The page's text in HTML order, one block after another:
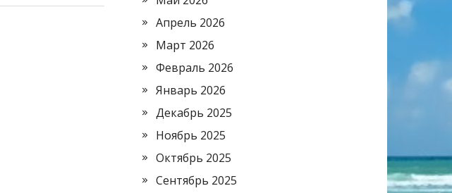
Апрель 2026
Март 2026
Февраль 2026
Январь 2026
Декабрь 2025
Ноябрь 2025
Октябрь 2025
Сентябрь 2025